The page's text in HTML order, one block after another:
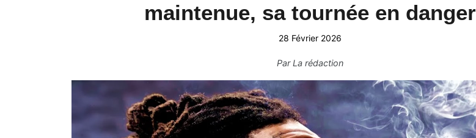
maintenue, sa tournée en danger
28 Février 2026
ParLa rédaction